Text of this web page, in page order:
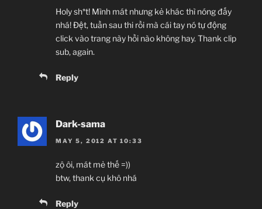
Holy sh*t! Mình mát nhưng kẻ khác thì nóng đấy
nhá! Đệt, tuần sau thi rồi mà cái tay nó tự động
click vào trang này hồi nào không hay. Thank clip
sub, again.
Reply
Dark-sama
MAY 5, 2012 AT 10:33
zộ ôi, mát mẻ thế =))
btw, thank cụ khô nhá
Reply